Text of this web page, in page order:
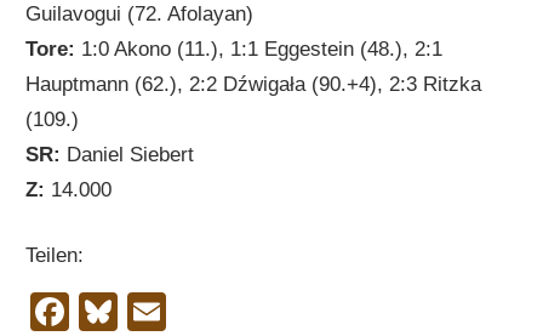
Guilavogui (72. Afolayan)
Tore: 1:0 Akono (11.), 1:1 Eggestein (48.), 2:1
Hauptmann (62.), 2:2 Dźwigała (90.+4), 2:3 Ritzka
(109.)
SR: Daniel Siebert
Z: 14.000
Teilen:
Facebook
Bluesky